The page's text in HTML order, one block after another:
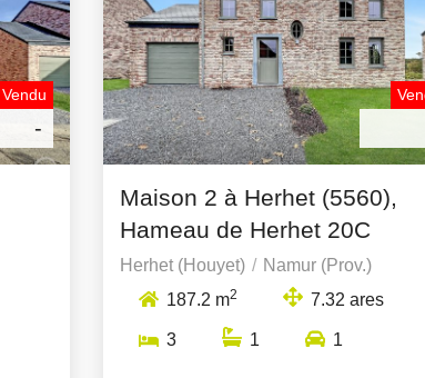
Vendu
-
Maison 2 à Herhet (5560),
Hameau de Herhet 20C
Herhet (Houyet)
Namur (Prov.)
187.2 m2 7.32 ares
3 1 1